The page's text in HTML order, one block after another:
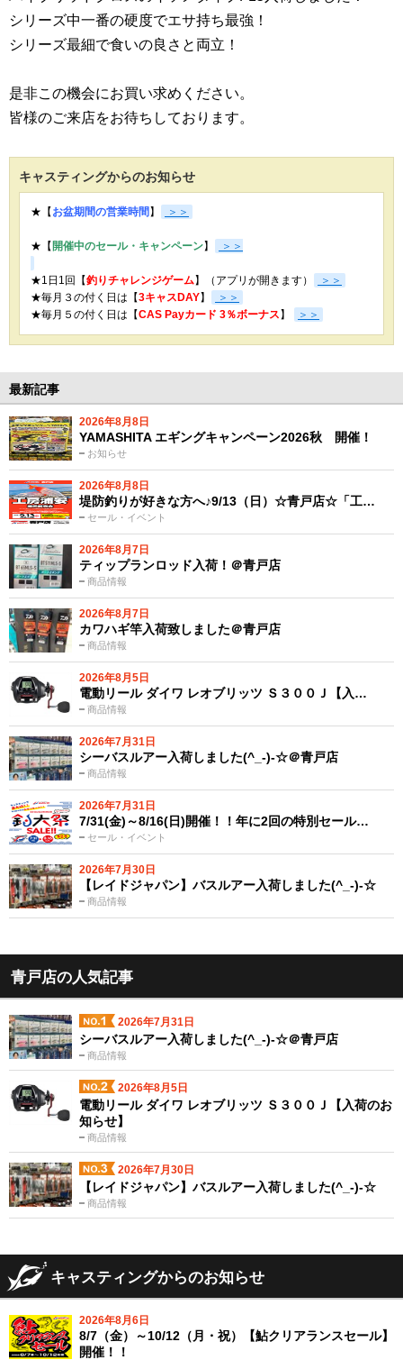
シリーズ中一番の硬度でエサ持ち最強！
シリーズ最細で食いの良さと両立！
是非この機会にお買い求めください。
皆様のご来店をお待ちしております。
キャスティングからのお知らせ
★【お盆期間の営業時間】 ＞＞
★【開催中のセール・キャンペーン】 ＞＞
★1日1回【釣りチャレンジゲーム】（アプリが開きます）
＞＞
★毎月３の付く日は【3キャスDAY】
＞＞
★毎月５の付く日は【CAS Payカード 3％ボーナス】 ＞＞
最新記事
2026年8月8日
お知らせ
YAMASHITA エギングキャンペーン2026秋 開催！
2026年8月8日
セール・イベント
堤防釣りが好きな方へ♪9/13（日）☆青戸店☆「工…
2026年8月7日
商品情報
ティップランロッド入荷！＠青戸店
2026年8月7日
商品情報
カワハギ竿入荷致しました＠青戸店
2026年8月5日
商品情報
電動リール ダイワ レオブリッツ Ｓ３００Ｊ【入…
2026年7月31日
商品情報
シーバスルアー入荷しました(^_-)-☆＠青戸店
2026年7月31日
セール・イベント
7/31(金)～8/16(日)開催！！年に2回の特別セール…
2026年7月30日
商品情報
【レイドジャパン】バスルアー入荷しました(^_-)-☆
青戸店の人気記事
2026年7月31日
商品情報
シーバスルアー入荷しました(^_-)-☆＠青戸店
2026年8月5日
商品情報
電動リール ダイワ レオブリッツ Ｓ３００Ｊ【入荷のお
知らせ】
2026年7月30日
商品情報
【レイドジャパン】バスルアー入荷しました(^_-)-☆
キャスティングからのお知らせ
2026年8月6日
8/7（金）～10/12（月・祝）【鮎クリアランスセール】
開催！！